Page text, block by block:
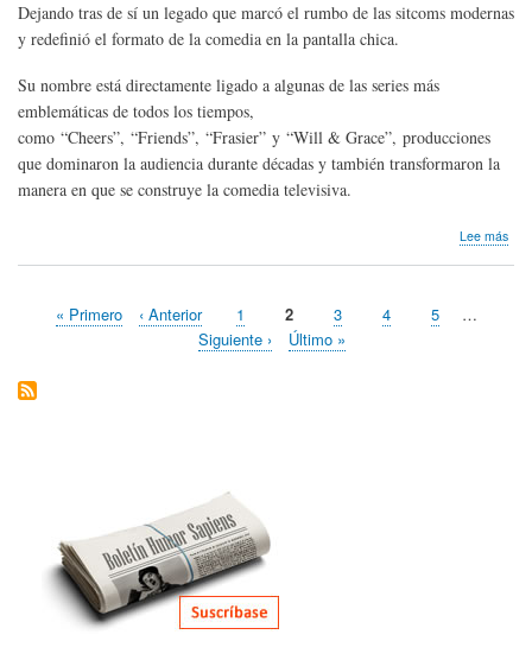
Dejando tras de sí un legado que marcó el rumbo de las sitcoms modernas
y redefinió el formato de la comedia en la pantalla chica.
Su nombre está directamente ligado a algunas de las series más
emblemáticas de todos los tiempos,
como “Cheers”, “Friends”, “Frasier” y “Will & Grace”, producciones
que dominaron la audiencia durante décadas y también transformaron la
manera en que se construye la comedia televisiva.
Lee más
Paginación
Primera
« Primero
Página
‹ Anterior Page
1
Página
actual
2 Page
3 Page
4 Page
5
…
Siguiente
Siguiente ›
Última
Último »